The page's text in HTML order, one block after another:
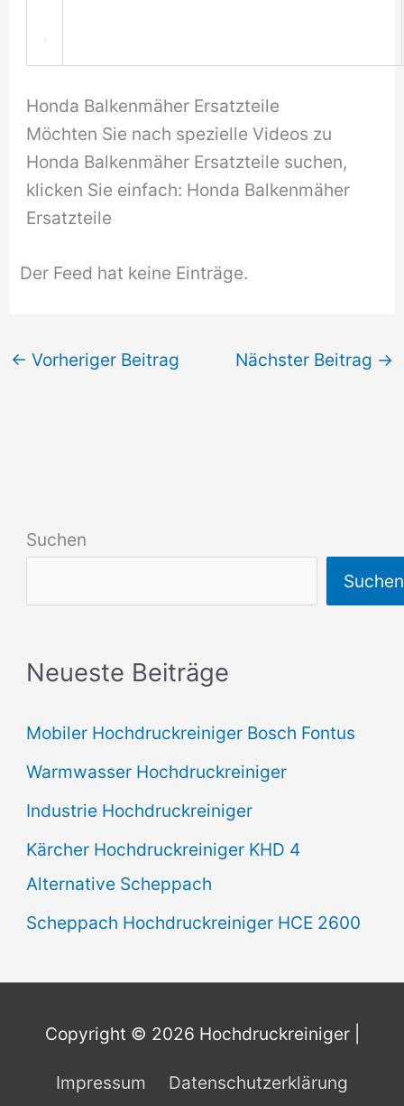
Honda Balkenmäher Ersatzteile
Möchten Sie nach spezielle Videos zu
Honda Balkenmäher Ersatzteile suchen,
klicken Sie einfach: Honda Balkenmäher
Ersatzteile
Der Feed hat keine Einträge.
← Vorheriger Beitrag Nächster Beitrag →
Suchen
Suchen
Neueste Beiträge
Mobiler Hochdruckreiniger Bosch Fontus
Warmwasser Hochdruckreiniger
Industrie Hochdruckreiniger
Kärcher Hochdruckreiniger KHD 4
Alternative Scheppach
Scheppach Hochdruckreiniger HCE 2600
Copyright © 2026 Hochdruckreiniger|
Impressum Datenschutzerklärung